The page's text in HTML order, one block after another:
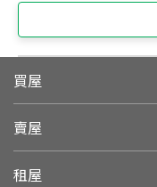
買屋
賣屋
租屋